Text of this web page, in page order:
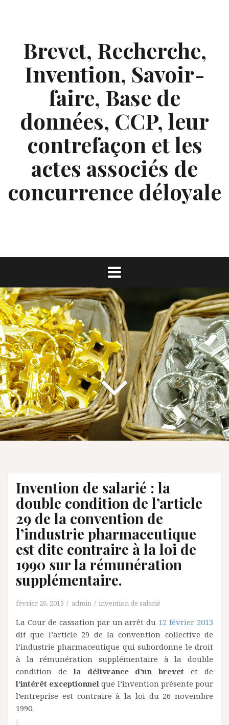
Brevet, Recherche,
Invention, Savoir-
faire, Base de
données, CCP, leur
contrefaçon et les
actes associés de
concurrence déloyale
Invention de salarié : la
double condition de l’article
29 de la convention de
l’industrie pharmaceutique
est dite contraire à la loi de
1990 sur la rémunération
supplémentaire.
février 26, 2013 admin invention de salarié
La Cour de cassation par un arrêt du 12 février 2013
dit que l’article 29 de la convention collective de
l’industrie pharmaceutique qui subordonne le droit
à la rémunération supplémentaire à la double
condition dela délivrance d’un brevet et de
l’intérêt exceptionnel que l’invention présente pour
l’entreprise est contraire à la loi du 26 novembre
1990.